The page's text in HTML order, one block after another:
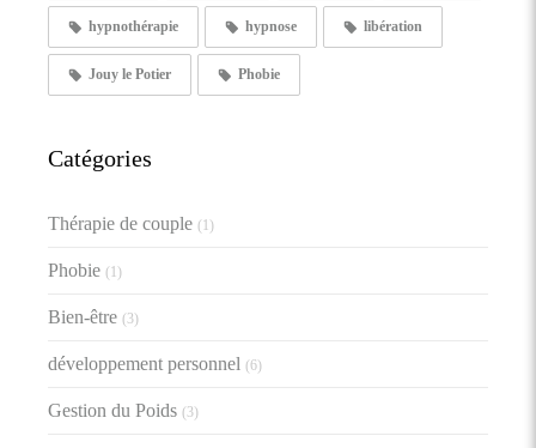
hypnothérapie hypnose libération
Jouy le Potier Phobie
Catégories
Thérapie de couple (1)
Phobie (1)
Bien-être (3)
développement personnel (6)
Gestion du Poids (3)